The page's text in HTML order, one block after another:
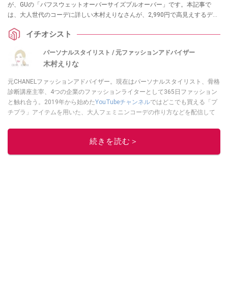
が、GUの「パフスウェットオーバーサイズプルオーバー」です。本記事で
は、大人世代のコーデに詳しい木村えりなさんが、2,990円で高見えするデザ
も外でも「楽しておしゃれ」を楽しみたい方は必見です！
イチオシスト
パーソナルスタイリスト / 元ファッションアドバイザー
木村えりな
元CHANELファッションアドバイザー。現在はパーソナルスタイリスト、骨格
診断講座主宰、4つの企業のファッションライターとして365日ファッション
と触れ合う。2019年から始めたYouTubeチャンネルではどこでも買える「プ
チプラ」アイテムを用いた、大人フェミニンコーデの作り方などを配信して
このイチオシストの他の記事を読む
続きを読む＞